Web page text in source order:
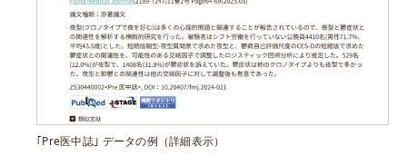
｢Pre医中誌｣ データの例（詳細表示）